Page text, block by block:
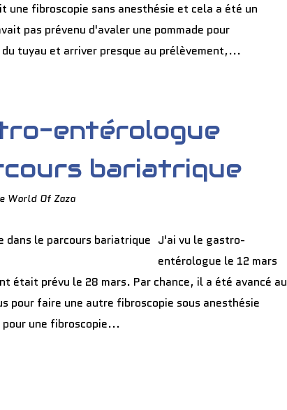
une fibroscopie sans anesthésie et cela a été un
pas prévenu d'avaler une pommade pour
tuyau et arriver presque au prélèvement,...
entérologue
bariatrique
World Of Zaza
J'ai vu le gastro-
entérologue le 12 mars
était prévu le 28 mars. Par chance, il a été avancé au
pour faire une autre fibroscopie sous anesthésie
une fibroscopie...